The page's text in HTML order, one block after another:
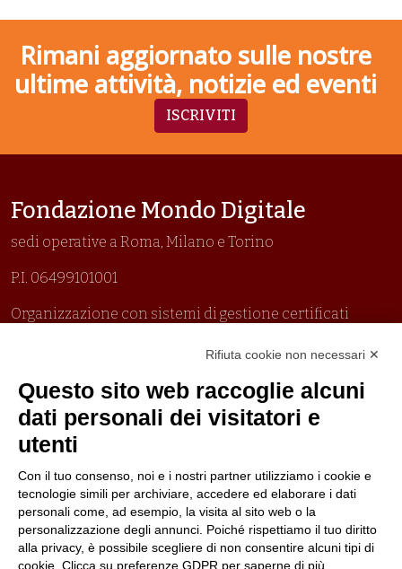
Rimani aggiornato sulle nostre
ultime attività, notizie ed eventi
ISCRIVITI
Fondazione Mondo Digitale
sedi operative a Roma, Milano e Torino
P.I. 06499101001
Organizzazione con sistemi di gestione certificati
Politica per la parità di genere
Politica antibullismo
Piè di pagina
Contatti Seguici su
Rifiuta cookie non necessari ✕
Questo sito web raccoglie alcuni
dati personali dei visitatori e
utenti
Con il tuo consenso, noi e i nostri partner utilizziamo i cookie e
tecnologie simili per archiviare, accedere ed elaborare i dati
personali come, ad esempio, la visita al sito web o la
personalizzazione degli annunci. Poiché rispettiamo il tuo diritto
alla privacy, è possibile scegliere di non consentire alcuni tipi di
cookie. Clicca su preferenze GDPR per saperne di più.